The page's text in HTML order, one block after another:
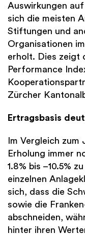
Auswirkungen
sich die meisten
Stiftungen und
Organisationen
erholt. Dies zeigt
Performance
Zürcher
Ertragsbasis
Im Vergleich
Erholung immer
1.8% bis –10.5%
einzelnen
sich, dass die
sowie die
abschneiden,
hinter ihren